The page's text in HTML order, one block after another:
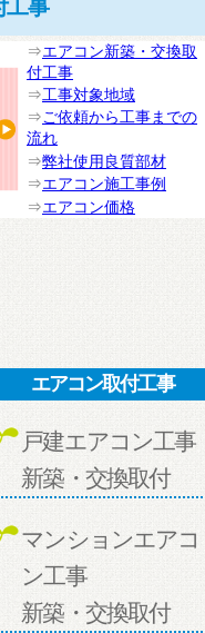
工事
⇒エアコン新築・交換取
付工事
⇒工事対象地域
⇒ご依頼から工事までの
流れ
⇒弊社使用良質部材
⇒エアコン施工事例
⇒エアコン価格
エアコン取付工事
戸建エアコン工事
新築・交換取付
マンションエアコ
ン工事
新築・交換取付